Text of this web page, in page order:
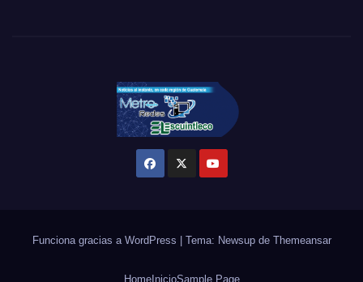
Funciona gracias a WordPress Tema: Newsup de Themeansar
HomeInicioSample Page